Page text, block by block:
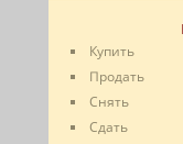
Купить
Продать
Снять
Сдать